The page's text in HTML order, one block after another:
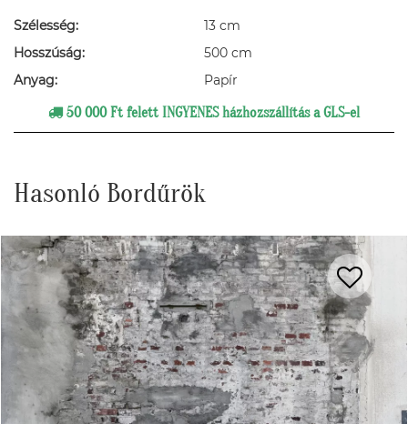
Szélesség:
13 cm
Hosszúság:
500 cm
Anyag:
Papír
50 000 Ft felett INGYENES házhozszállítás a GLS-el
Hasonló Bordűrök